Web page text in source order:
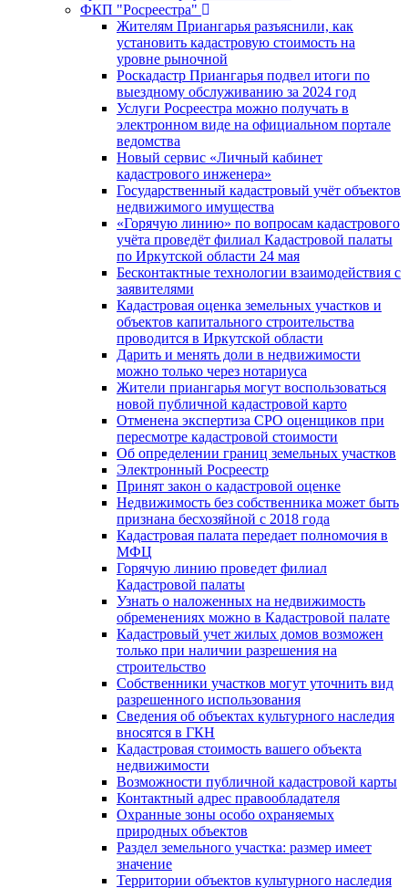
ФКП "Росреестра"
Жителям Приангарья разъяснили, как
установить кадастровую стоимость на
уровне рыночной
Роскадастр Приангарья подвел итоги по
выездному обслуживанию за 2024 год
Услуги Росреестра можно получать в
электронном виде на официальном портале
ведомства
Новый сервис «Личный кабинет
кадастрового инженера»
Государственный кадастровый учёт объектов
недвижимого имущества
«Горячую линию» по вопросам кадастрового
учёта проведёт филиал Кадастровой палаты
по Иркутской области 24 мая
Бесконтактные технологии взаимодействия с
заявителями
Кадастровая оценка земельных участков и
объектов капитального строительства
проводится в Иркутской области
Дарить и менять доли в недвижимости
можно только через нотариуса
Жители приангарья могут воспользоваться
новой публичной кадастровой карто
Отменена экспертиза СРО оценщиков при
пересмотре кадастровой стоимости
Об определении границ земельных участков
Электронный Росреестр
Принят закон о кадастровой оценке
Недвижимость без собственника может быть
признана бесхозяйной с 2018 года
Кадастровая палата передает полномочия в
МФЦ
Горячую линию проведет филиал
Кадастровой палаты
Узнать о наложенных на недвижимость
обременениях можно в Кадастровой палате
Кадастровый учет жилых домов возможен
только при наличии разрешения на
строительство
Собственники участков могут уточнить вид
разрешенного использования
Сведения об объектах культурного наследия
вносятся в ГКН
Кадастровая стоимость вашего объекта
недвижимости
Возможности публичной кадастровой карты
Контактный адрес правообладателя
Охранные зоны особо охраняемых
природных объектов
Раздел земельного участка: размер имеет
значение
Территории объектов культурного наследия